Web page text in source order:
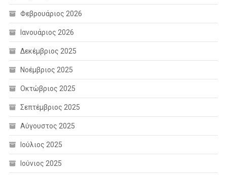
Φεβρουάριος 2026
Ιανουάριος 2026
Δεκέμβριος 2025
Νοέμβριος 2025
Οκτώβριος 2025
Σεπτέμβριος 2025
Αύγουστος 2025
Ιούλιος 2025
Ιούνιος 2025